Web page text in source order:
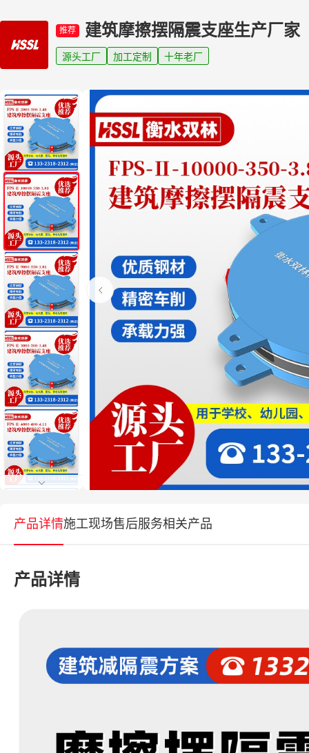
推荐 建筑摩擦摆隔震支座生产厂家
源头工厂 加工定制 十年老厂
产品详情施工现场售后服务相关产品
产品详情